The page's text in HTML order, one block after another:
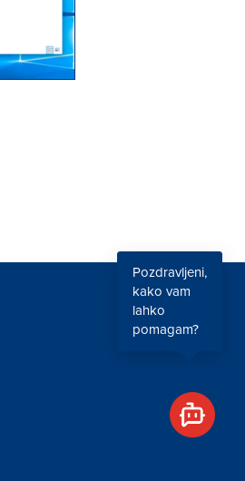
Pozdravljeni,
kako vam
lahko
pomagam?